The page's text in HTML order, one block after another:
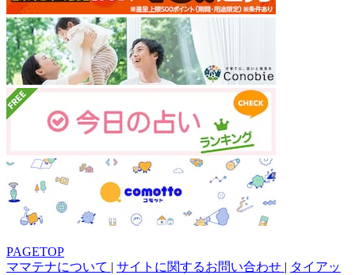
PAGETOP
ママテナについて | サイトに関するお問い合わせ | タイアッ